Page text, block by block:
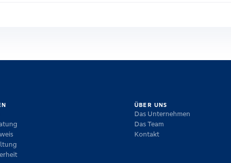
ÜBER UNS
Das Unternehmen
Das Team
Kontakt